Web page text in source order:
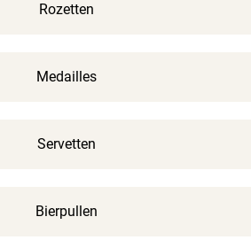
Rozetten
Medailles
Servetten
Bierpullen